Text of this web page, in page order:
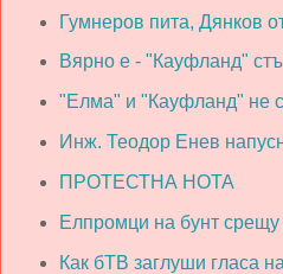
Гумнеров пита, Дянков
Вярно е - "Кауфланд"
"Елма" и "Кауфланд" не
Инж. Теодор Енев
ПРОТЕСТНА НОТА
Елпромци на бунт
Как бТВ заглуши гласа